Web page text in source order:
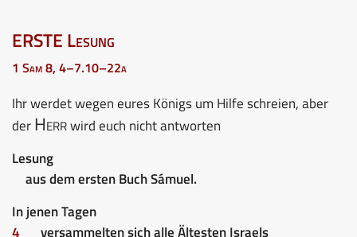
ERSTE Lesung
1 Sam 8, 4–7.10–22a
Ihr werdet wegen eures Königs um Hilfe schreien, aber
derHerrwird euch nicht antworten
Lesung
aus dem ersten Buch Sámuel.
In jenen Tagen
4
versammelten sich alle Ältesten Israels